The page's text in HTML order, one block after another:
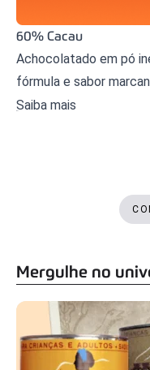
60% Cacau
Achocolatado em pó
fórmula e sabor
Saiba mais
Mergulhe no